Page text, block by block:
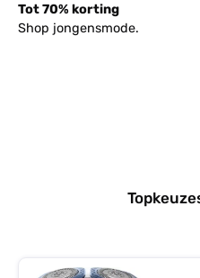
Tot 70% korting
Shop jongensmode.
Productgalerij overslaan